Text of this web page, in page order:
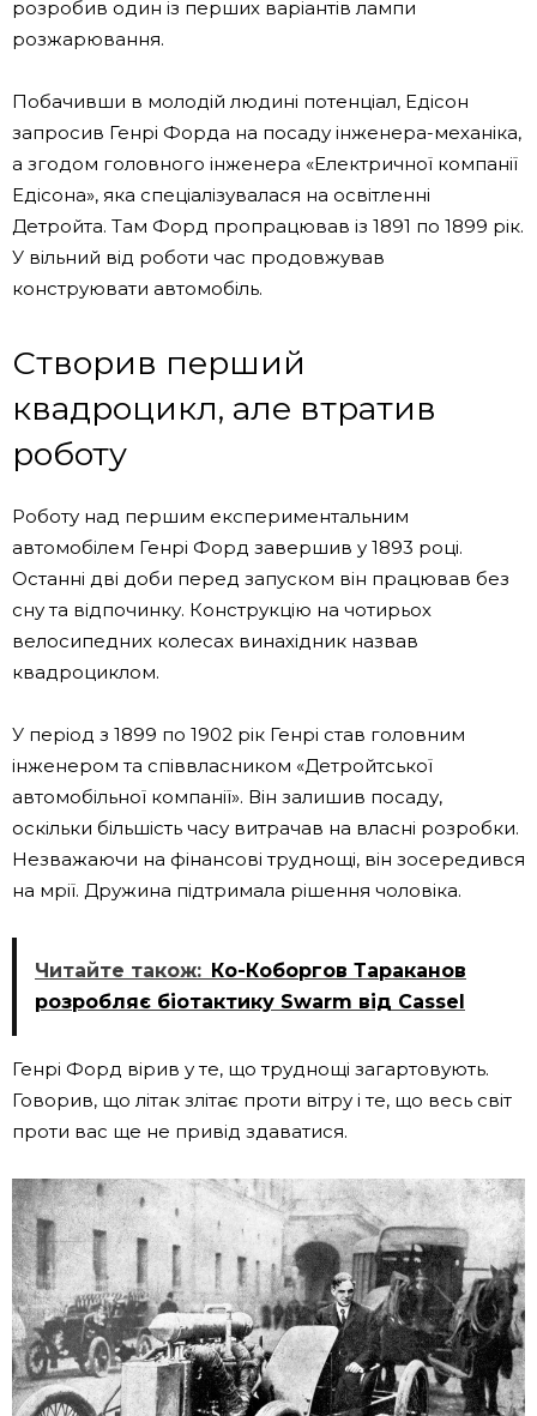
розробив один із перших варіантів лампи
розжарювання.
Побачивши в молодій людині потенціал, Едісон
запросив Генрі Форда на посаду інженера-механіка,
а згодом головного інженера «Електричної компанії
Едісона», яка спеціалізувалася на освітленні
Детройта. Там Форд пропрацював із 1891 по 1899 рік.
У вільний від роботи час продовжував
конструювати автомобіль.
Створив перший
квадроцикл, але втратив
роботу
Роботу над першим експериментальним
автомобілем Генрі Форд завершив у 1893 році.
Останні дві доби перед запуском він працював без
сну та відпочинку. Конструкцію на чотирьох
велосипедних колесах винахідник назвав
квадроциклом.
У період з 1899 по 1902 рік Генрі став головним
інженером та співвласником «Детройтської
автомобільної компанії». Він залишив посаду,
оскільки більшість часу витрачав на власні розробки.
Незважаючи на фінансові труднощі, він зосередився
на мрії. Дружина підтримала рішення чоловіка.
Читайте також: Ко-Коборгов Тараканов
розробляє біотактику Swarm від Cassel
Генрі Форд вірив у те, що труднощі загартовують.
Говорив, що літак злітає проти вітру і те, що весь світ
проти вас ще не привід здаватися.